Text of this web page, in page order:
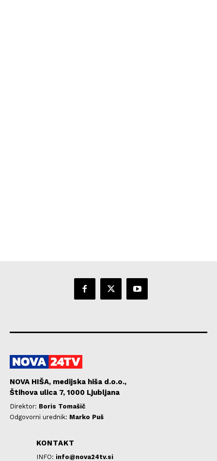
NOVA HIŠA, medijska hiša d.o.o.,
Štihova ulica 7, 1000 Ljubljana
Direktor: Boris Tomašič
Odgovorni urednik: Marko Puš
KONTAKT
INFO: info@nova24tv.si